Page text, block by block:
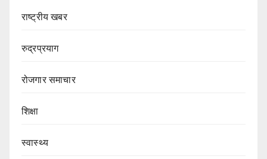
राष्ट्रीय खबर
रुद्रप्रयाग
रोजगार समाचार
शिक्षा
स्वास्थ्य